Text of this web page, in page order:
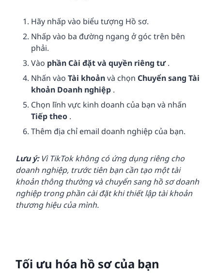
Hãy nhấp vào biểu tượng Hồ sơ.
Nhấp vào ba đường ngang ở góc trên bên
phải.
Vào phần Cài đặt và quyền riêng tư.
Nhấn vào Tài khoảnvà chọn Chuyển sang Tài
khoản Doanh nghiệp .
Chọn lĩnh vực kinh doanh của bạn và nhấn
Tiếp theo .
Thêm địa chỉ email doanh nghiệp của bạn.
Lưu ý: Vì TikTok không có ứng dụng riêng cho
doanh nghiệp, trước tiên bạn cần tạo một tài
khoản thông thường và chuyển sang hồ sơ doanh
nghiệp trong phần cài đặt khi thiết lập tài khoản
thương hiệu của mình.
Tối ưu hóa hồ sơ của bạn